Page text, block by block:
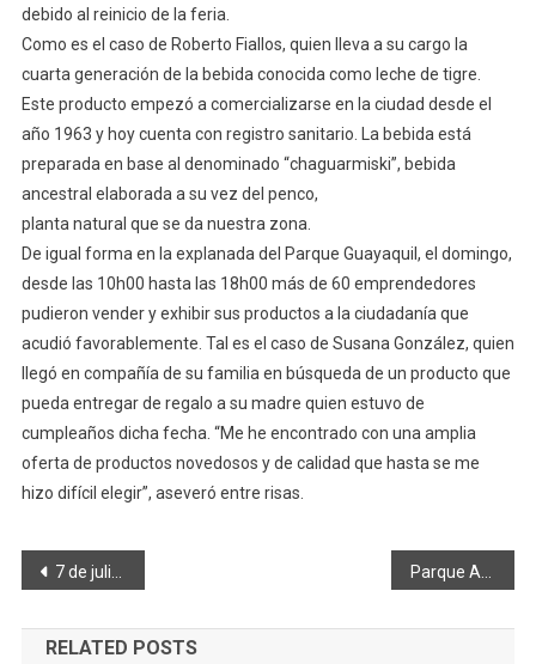
debido al reinicio de la feria.
Como es el caso de Roberto Fiallos, quien lleva a su cargo la
cuarta generación de la bebida conocida como leche de tigre.
Este producto empezó a comercializarse en la ciudad desde el
año 1963 y hoy cuenta con registro sanitario. La bebida está
preparada en base al denominado “chaguarmiski”, bebida
ancestral elaborada a su vez del penco,
planta natural que se da nuestra zona.
De igual forma en la explanada del Parque Guayaquil, el domingo,
desde las 10h00 hasta las 18h00 más de 60 emprendedores
pudieron vender y exhibir sus productos a la ciudadanía que
acudió favorablemente. Tal es el caso de Susana González, quien
llegó en compañía de su familia en búsqueda de un producto que
pueda entregar de regalo a su madre quien estuvo de
cumpleaños dicha fecha. “Me he encontrado con una amplia
oferta de productos novedosos y de calidad que hasta se me
hizo difícil elegir”, aseveró entre risas.
Navegación
de
7 de julio, Día Nacional del Cóndor Andino
RELATED POSTS